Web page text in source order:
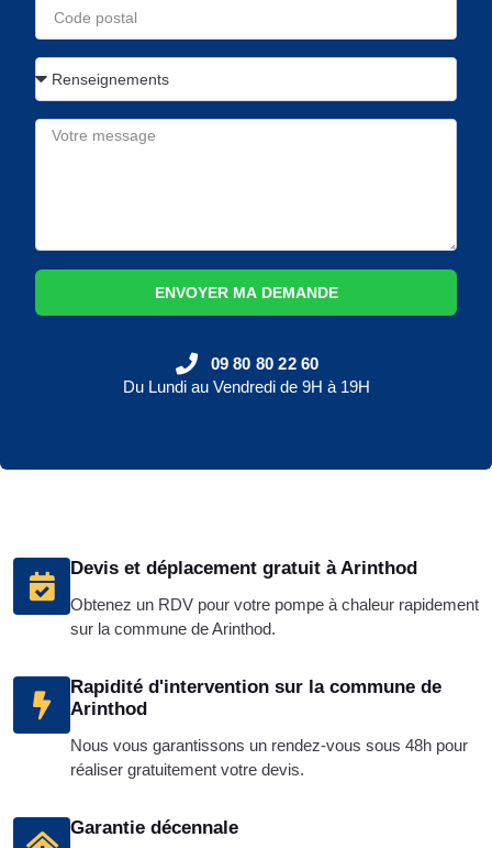
Devis et déplacement gratuit à Arinthod
Obtenez un RDV pour votre pompe à chaleur rapidement
sur la commune de Arinthod.
Rapidité d'intervention sur la commune de
Arinthod
Nous vous garantissons un rendez-vous sous 48h pour
réaliser gratuitement votre devis.
Garantie décennale
ENVOYER MA DEMANDE
09 80 80 22 60
Du Lundi au Vendredi de 9H à 19H